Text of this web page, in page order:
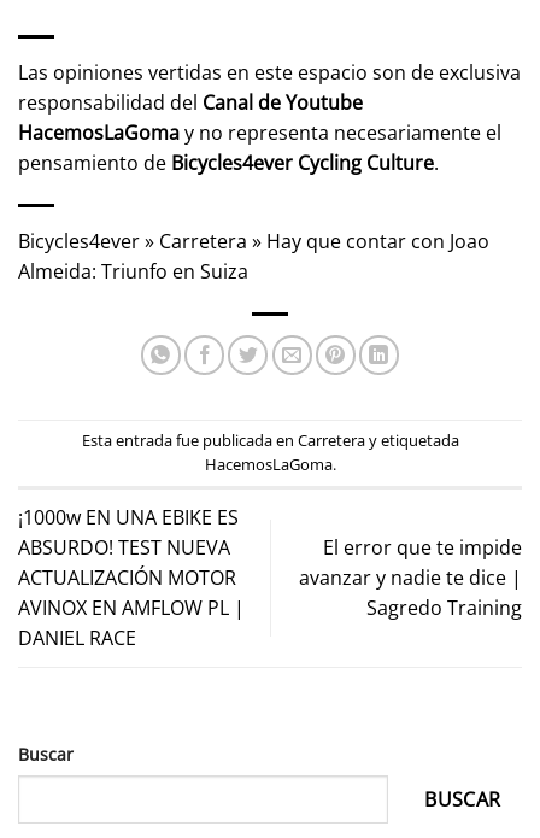
Las opiniones vertidas en este espacio son de exclusiva
responsabilidad del Canal de Youtube
HacemosLaGomay no representa necesariamente el
pensamiento de Bicycles4ever Cycling Culture.
Bicycles4ever» Carretera » Hay que contar con Joao
Almeida: Triunfo en Suiza
Esta entrada fue publicada en Carreteray etiquetada
HacemosLaGoma.
¡1000w EN UNA EBIKE ES
ABSURDO! TEST NUEVA
ACTUALIZACIÓN MOTOR
AVINOX EN AMFLOW PL |
DANIEL RACE
El error que te impide
avanzar y nadie te dice |
Sagredo Training
Buscar
BUSCAR